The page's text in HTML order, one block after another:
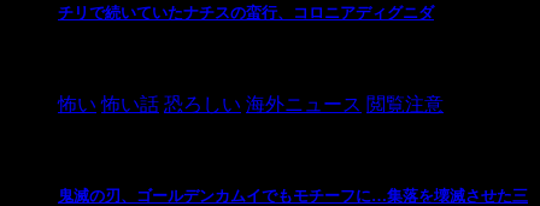
チリで続いていたナチスの蛮行、コロニアディグニダ
怖い 怖い話 恐ろしい 海外ニュース 閲覧注意
鬼滅の刃、ゴールデンカムイでもモチーフに…集落を壊滅させた三